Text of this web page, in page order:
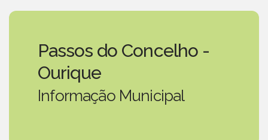
Passos do Concelho -
Ourique
Informação Municipal